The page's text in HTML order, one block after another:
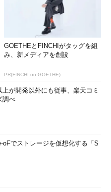
GOETHEとFINCHIがタッグを組
み、新メディアを創設
PR(FINCHI on GOETHE)
上が開発以外にも従事、楽天コミ
調べ
oFでストレージを仮想化する「S